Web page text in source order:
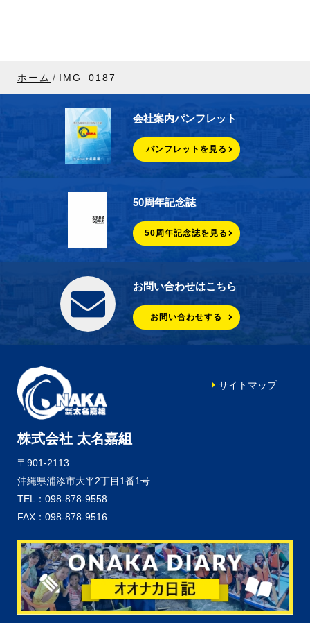
ホーム IMG_0187
会社案内パンフレット
パンフレットを見る
50周年記念誌
50周年記念誌を見る
お問い合わせはこちら
お問い合わせする
株式会社 太名嘉組
〒901-2113
沖縄県浦添市大平2丁目1番1号
TEL：098-878-9558
FAX：098-878-9516
サイトマップ